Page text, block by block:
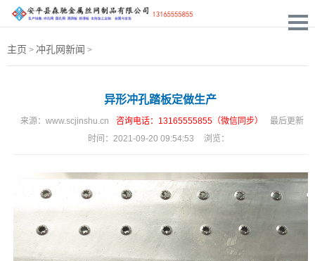
主页 > 冲孔网新闻 >
异形冲孔踏板定做生产
来源：www.scjinshu.cn 咨询电话：13165555855（微信同步）
最后更新
时间：2021-09-20 09:54:53 浏览：